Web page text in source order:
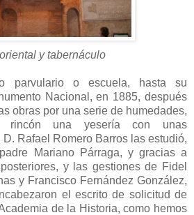
y tabernáculo
parvulario o escuela, hasta su
Nacional, en 1885, después
obras por una serie de humedades,
rincón una yesería con unas
Rafael Romero Barros las estudió,
Mariano Párraga, y gracias a
y las gestiones de Fidel
y Francisco Fernández González,
el escrito de solicitud de
de la Historia, como hemos